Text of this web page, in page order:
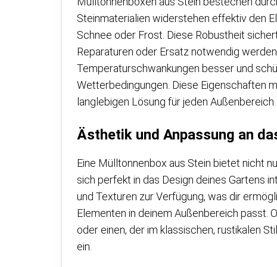
Steinmaterialien widerstehen effektiv den
Schnee oder Frost. Diese Robustheit
Reparaturen oder Ersatz notwendig
Temperaturschwankungen besser und
Wetterbedingungen. Diese Eigenschaften
langlebigen Lösung für jeden Außenbereich.
Ästhetik und Anpassung an
Eine Mülltonnenbox aus Stein bietet nicht
sich perfekt in das Design deines Gartens
und Texturen zur Verfügung, was dir
Elementen in deinem Außenbereich passt.
oder einen, der im klassischen, rustikalen
ein.